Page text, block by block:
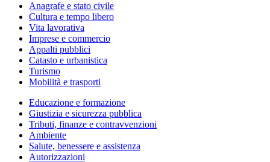
Anagrafe e stato civile
Cultura e tempo libero
Vita lavorativa
Imprese e commercio
Appalti pubblici
Catasto e urbanistica
Turismo
Mobilità e trasporti
Educazione e formazione
Giustizia e sicurezza pubblica
Tributi, finanze e contravvenzioni
Ambiente
Salute, benessere e assistenza
Autorizzazioni